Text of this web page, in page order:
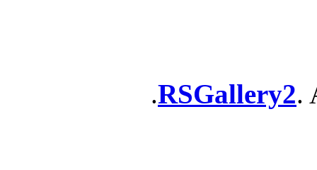
RSGallery2.